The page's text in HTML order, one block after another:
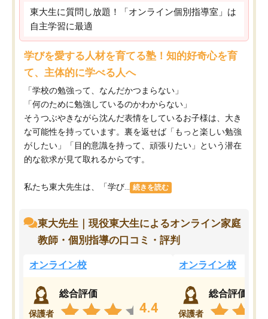
東大生に質問し放題！「オンライン個別指導室」は
自主学習に最適
学びを愛する人材を育てる塾！知的好奇心を育
て、主体的に学べる人へ
「学校の勉強って、なんだかつまらない」
「何のために勉強しているのかわからない」
そうつぶやきながら沈んだ表情をしているお子様は、大き
な可能性を持っています。裏を返せば「もっと楽しい勉強
がしたい」「目的意識を持って、頑張りたい」という潜在
的な欲求が見て取れるからです。
私たち東大先生は、「学び... 続きを読む
東大先生｜現役東大生によるオンライン家庭
教師・個別指導の口コミ・評判
オンライン校
保護者
総合評価
4.4
オンライン校
保護者
総合評価